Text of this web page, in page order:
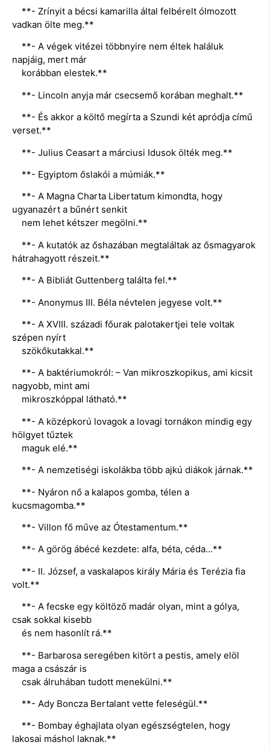
**- Zrínyit a bécsi kamarilla által felbérelt ólmozott
vadkan ölte meg.**
**- A végek vitézei többnyire nem éltek haláluk
napjáig, mert már
korábban elestek.**
**- Lincoln anyja már csecsemő korában meghalt.**
**- És akkor a költő megírta a Szundi két apródja című
verset.**
**- Julius Ceasart a márciusi Idusok ölték meg.**
**- Egyiptom őslakói a múmiák.**
**- A Magna Charta Libertatum kimondta, hogy
ugyanazért a bűnért senkit
nem lehet kétszer megölni.**
**- A kutatók az őshazában megtaláltak az ősmagyarok
hátrahagyott részeit.**
**- A Bibliát Guttenberg találta fel.**
**- Anonymus III. Béla névtelen jegyese volt.**
**- A XVIII. századi főurak palotakertjei tele voltak
szépen nyírt
szökőkutakkal.**
**- A baktériumokról: – Van mikroszkopikus, ami kicsit
nagyobb, mint ami
mikroszkóppal látható.**
**- A középkorú lovagok a lovagi tornákon mindig egy
hölgyet tűztek
maguk elé.**
**- A nemzetiségi iskolákba több ajkú diákok járnak.**
**- Nyáron nő a kalapos gomba, télen a
kucsmagomba.**
**- Villon fő műve az Ótestamentum.**
**- A görög ábécé kezdete: alfa, béta, céda…**
**- II. József, a vaskalapos király Mária és Terézia fia
volt.**
**- A fecske egy költöző madár olyan, mint a gólya,
csak sokkal kisebb
és nem hasonlít rá.**
**- Barbarosa seregében kitört a pestis, amely elöl
maga a császár is
csak álruhában tudott menekülni.**
**- Ady Boncza Bertalant vette feleségül.**
**- Bombay éghajlata olyan egészségtelen, hogy
lakosai máshol laknak.**